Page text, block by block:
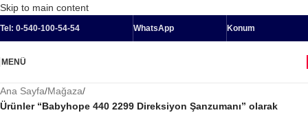
Skip to main content
Tel: 0-540-100-54-54 WhatsApp Konum
MENÜ
Ana Sayfa/Mağaza/
Ürünler “Babyhope 440 2299 Direksiyon Şanzumanı” olarak